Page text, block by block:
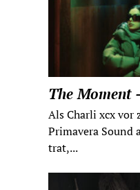
The Moment
Als Charli xcx vor
Primavera Sound
trat,...